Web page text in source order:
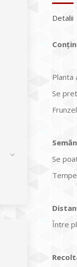
Detalii
Planta
Se
Se
Între